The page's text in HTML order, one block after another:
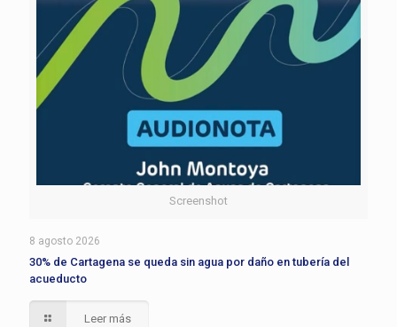
Screenshot
8 agosto 2026
30% de Cartagena se queda sin agua por daño en tubería del
acueducto
Leer más